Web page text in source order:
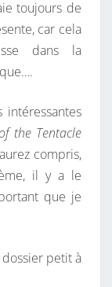
toujours de
car cela
dans la
intéressantes
the Tentacle
compris,
il y a le
que je
petit à